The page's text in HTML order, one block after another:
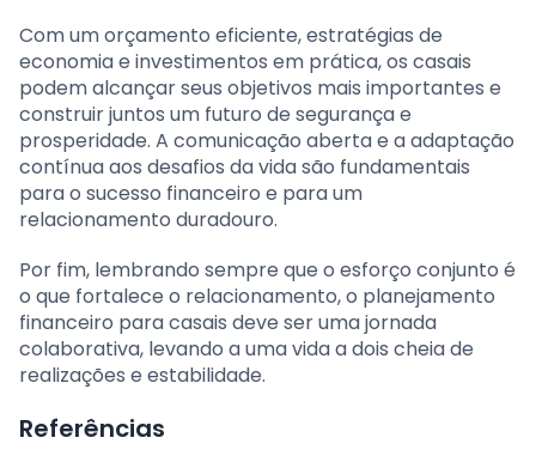
Com um orçamento eficiente, estratégias de
economia e investimentos em prática, os casais
podem alcançar seus objetivos mais importantes e
construir juntos um futuro de segurança e
prosperidade. A comunicação aberta e a adaptação
contínua aos desafios da vida são fundamentais
para o sucesso financeiro e para um
relacionamento duradouro.
Por fim, lembrando sempre que o esforço conjunto é
o que fortalece o relacionamento, o planejamento
financeiro para casais deve ser uma jornada
colaborativa, levando a uma vida a dois cheia de
realizações e estabilidade.
Referências